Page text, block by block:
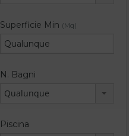
Superficie Min (Mq)
N. Bagni
Qualunque
Piscina